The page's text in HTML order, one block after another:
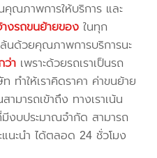
คุณภาพการให้บริการ และ
างรถขนย้ายของ ในทุก
นด้วยคุณภาพการบริการนะ
ว่า เพราะด้วยรถเราเป็นรถ
ทำให้เราคิดราคา ค่าขนย้าย
มารถเข้าถึง ทางเราเน้น
งบประมาณจำกัด สามารถ
นะนำ ได้ตลอด 24 ชั่วโมง